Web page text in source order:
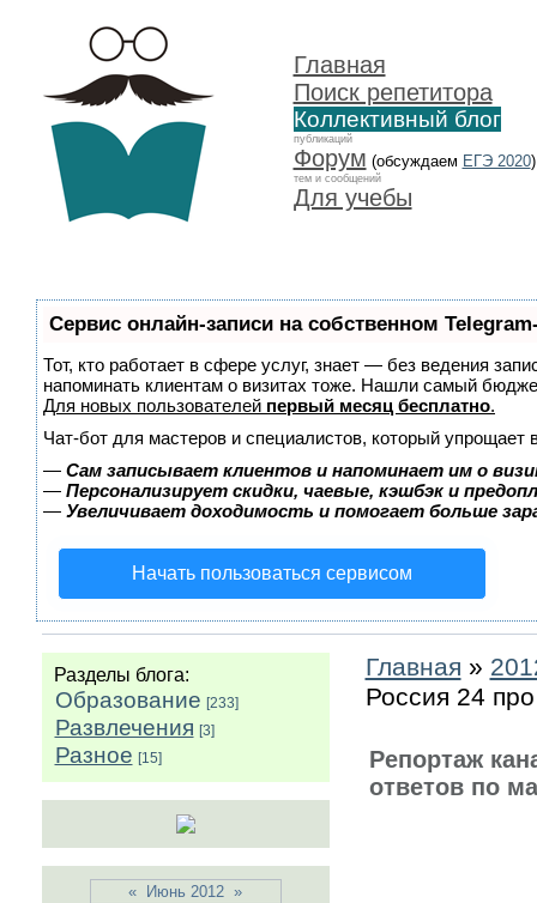
Главная
Поиск репетитора
Коллективный блог
публикаций
Форум (обсуждаем ЕГЭ 2020)
тем и сообщений
Для учебы
Сервис онлайн-записи на собственном
Тот, кто работает в сфере услуг, знает — без ведения
напоминать клиентам о визитах тоже. Нашли самый
Для новых пользователей первый месяц бесплатно.
Чат-бот для мастеров и специалистов, который упрощает
— Сам записывает клиентов и напоминает им о
— Персонализирует скидки, чаевые, кэшбэк и
— Увеличивает доходимость и помогает больше
Начать пользоваться сервисом
Разделы блога:
Образование [233]
Развлечения [3]
Разное [15]
« Июнь 2012 »
Главная »
Россия 24
Репортаж
ответов по